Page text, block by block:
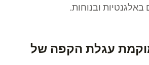
ובנוחות.
עגלת הקפה של